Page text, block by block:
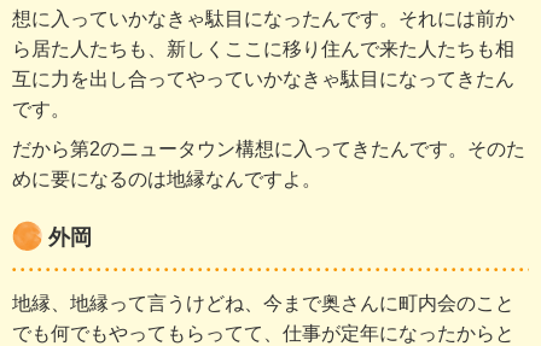
想に入っていかなきゃ駄目になったんです。それには前か
ら居た人たちも、新しくここに移り住んで来た人たちも相
互に力を出し合ってやっていかなきゃ駄目になってきたん
です。
だから第2のニュータウン構想に入ってきたんです。そのた
めに要になるのは地縁なんですよ。
外岡
地縁、地縁って言うけどね、今まで奥さんに町内会のこと
でも何でもやってもらってて、仕事が定年になったからと